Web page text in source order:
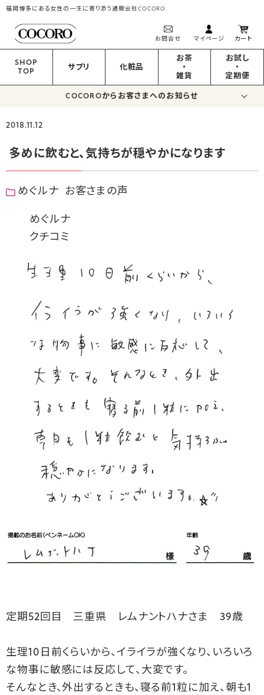
福岡博多にある女性の一生に寄り添う通販会社COCORO
お問合せ マイページ カート
SHOP
TOP
サプリ 化粧品
お茶
・
雑貨
お試し
・
定期便
COCOROからお客さまへのお知らせ
2018.11.12
多めに飲むと、気持ちが穏やかになります
めぐルナ お客さまの声
めぐルナ
クチコミ
定期52回目 三重県 レムナントハナさま 39歳
生理10日前くらいから、イライラが強くなり、いろいろ
な物事に敏感には反応して、大変です。
そんなとき、外出するときも、寝る前1粒に加え、朝も1